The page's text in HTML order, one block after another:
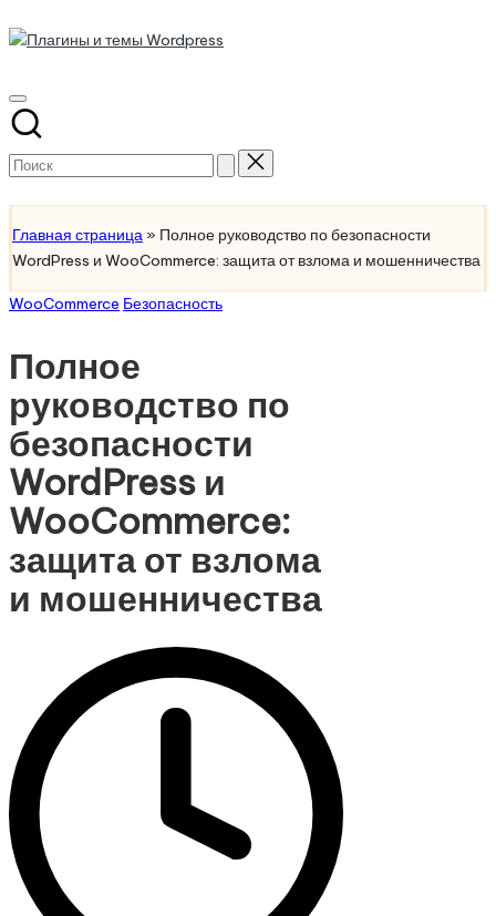
Перейти
Плагины
Wordpress
лучшие
плагины
и
Wordpress
Поиск
Главная страница » Полное руководство по безопасности
WordPress и WooCommerce: защита от взлома и мошенничества
Опубликовано
WooCommerce Безопасность
Полное
руководство по
безопасности
WordPress и
WooCommerce:
защита от взлома
и мошенничества